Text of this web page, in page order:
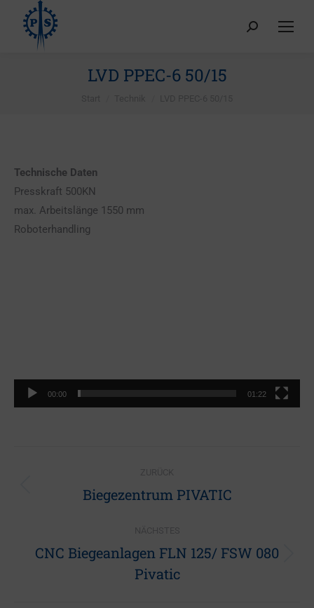
Search:
LVD PPEC-6 50/15
Technische Daten
Presskraft 500KN
max. Arbeitslänge 1550 mm
Roboterhandling
00:00 01:22
navigation
Previous
Biegezentrum PIVATIC
Next
project:
CNC Biegeanlagen FLN 125/ FSW 080
Pivatic